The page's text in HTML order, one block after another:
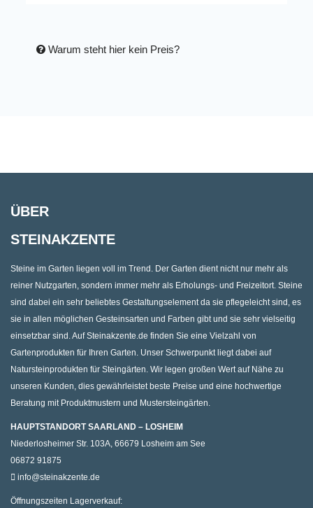
Warum steht hier kein Preis?
ÜBER
STEINAKZENTE
Steine im Garten liegen voll im Trend. Der Garten dient nicht nur mehr als
reiner Nutzgarten, sondern immer mehr als Erholungs- und Freizeitort. Steine
sind dabei ein sehr beliebtes Gestaltungselement da sie pflegeleicht sind, es
sie in allen möglichen Gesteinsarten und Farben gibt und sie sehr vielseitig
einsetzbar sind. Auf Steinakzente.de finden Sie eine Vielzahl von
Gartenprodukten für Ihren Garten. Unser Schwerpunkt liegt dabei auf
Natursteinprodukten für Steingärten. Wir legen großen Wert auf Nähe zu
unseren Kunden, dies gewährleistet beste Preise und eine hochwertige
Beratung mit Produktmustern und Mustersteingärten.
HAUPTSTANDORT SAARLAND – LOSHEIM
Niederlosheimer Str. 103A, 66679 Losheim am See
06872 91875
info@steinakzente.de
Öffnungszeiten Lagerverkauf: